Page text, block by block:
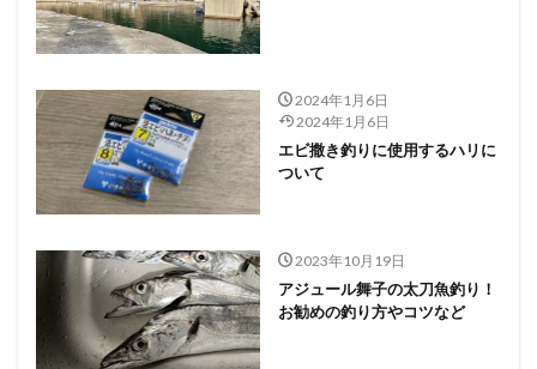
2024年1月6日
2024年1月6日
エビ撒き釣りに使用するハリに
ついて
2023年10月19日
アジュール舞子の太刀魚釣り！
お勧めの釣り方やコツなど